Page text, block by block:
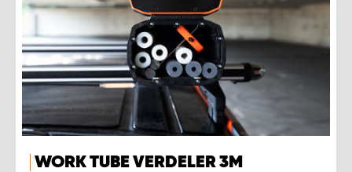
WORK TUBE VERDELER 3M